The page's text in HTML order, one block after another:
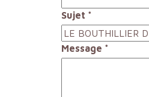
Sujet *
Message *